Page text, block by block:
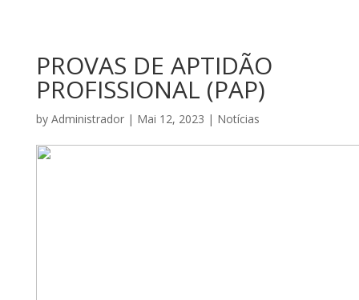
PROVAS DE APTIDÃO
PROFISSIONAL (PAP)
by Administrador| Mai 12, 2023 | Notícias